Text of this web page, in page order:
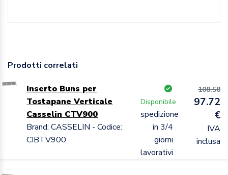
Prodotti correlati
Inserto Buns per
Tostapane Verticale
Casselin CTV900
Brand: CASSELIN - Codice:
CIBTV900
Disponibile
spedizione
in 3/4
giorni
lavorativi
108.58
97.72
€
IVA
inclusa